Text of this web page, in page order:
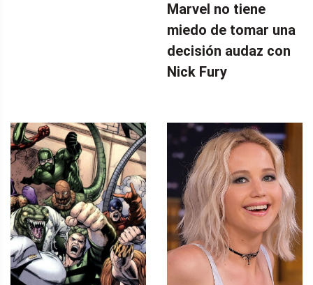
Marvel no tiene
miedo de tomar una
decisión audaz con
Nick Fury